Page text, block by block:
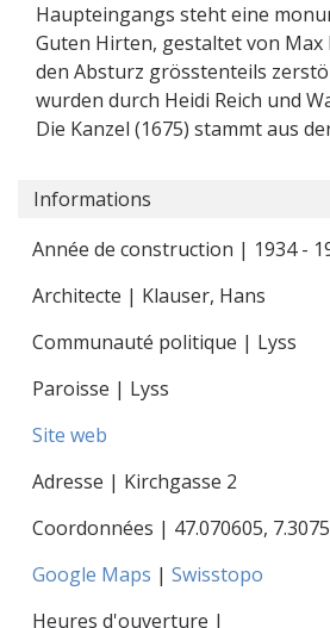
Haupteingangs steht eine
Guten Hirten, gestaltet von Max
den Absturz grösstenteils
wurden durch Heidi Reich und
Die Kanzel (1675) stammt aus
Informations
Année de construction | 1934 -
Architecte | Klauser, Hans
Communauté politique | Lyss
Paroisse | Lyss
Site web
Adresse | Kirchgasse 2
Coordonnées | 47.070605,
Google Maps | Swisstopo
Heures d'ouverture |